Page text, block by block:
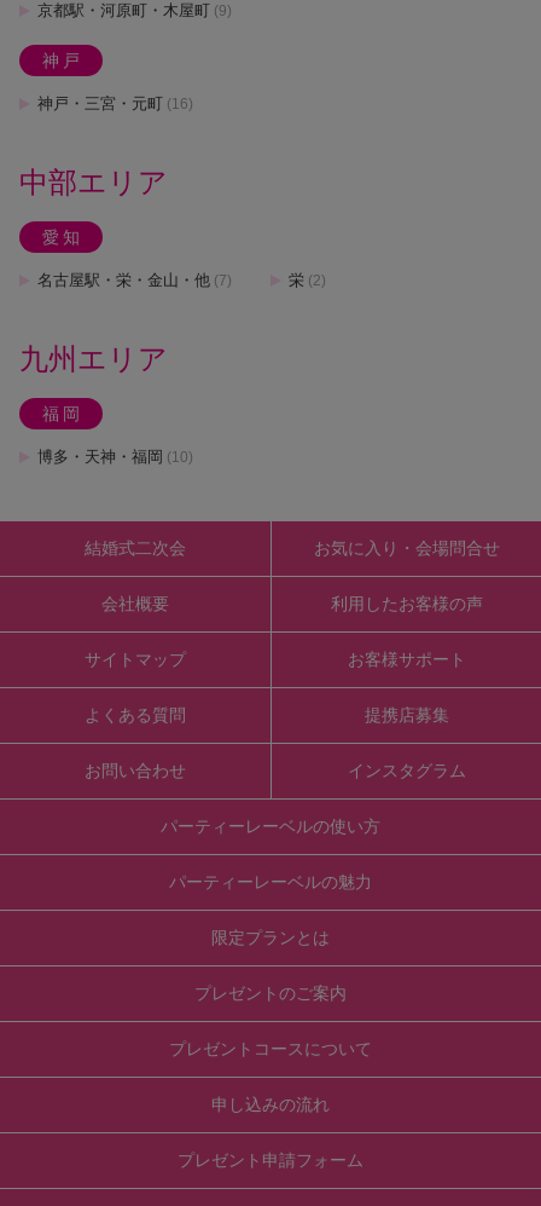
京都駅・河原町・木屋町 (9)
神戸
神戸・三宮・元町 (16)
中部エリア
愛知
名古屋駅・栄・金山・他 (7) 栄 (2)
九州エリア
福岡
博多・天神・福岡 (10)
結婚式二次会
会社概要
サイトマップ
よくある質問
お問い合わせ
お気に入り・会場問合せ
利用したお客様の声
お客様サポート
提携店募集
インスタグラム
パーティーレーベルの使い方
パーティーレーベルの魅力
限定プランとは
プレゼントのご案内
プレゼントコースについて
申し込みの流れ
プレゼント申請フォーム